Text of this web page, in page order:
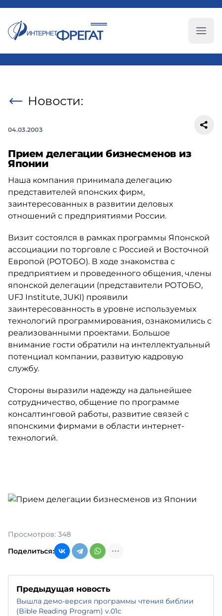
Новости:
04.03.2003
Прием делегации бизнесменов из
Японии
Наша компания принимала делегацию
представителей японских фирм,
заинтересованных в развитии деловых
отношений с предприятиями России.
Визит состоялся в рамках программы Японской
ассоциации по торговле с Россией и Восточной
Европой (РОТОБО). В ходе знакомства с
предприятием и проведенного общения, члены
японской делегации (представители РОТОБО,
UFJ Institute, JUKI) проявили
заинтересованность в уровне используемых
технологий программирования, ознакомились с
реализованными проектами. Большое
внимание гости обратили на интеллектуальный
потенциал компании, развитую кадровую
службу.
Стороны выразили надежду на дальнейшее
сотрудничество, общение по программе
консалтинговой работы, развитие связей с
японскими фирмами в области интернет-
технологий.
Просмотров: 348
Поделиться:
Предыдущая новость
Вышла демо-версия программы чтения библии
(Bible Reading Program) v.01c